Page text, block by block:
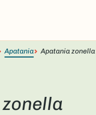
Apatania Apatania zonella